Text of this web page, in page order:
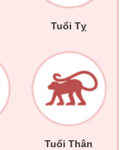
Tuổi Tỵ
Tuổi Thân